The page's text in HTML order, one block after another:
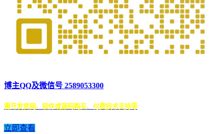
博主QQ及微信号 2589053300
需开发官网、软件或源码购买、付费技术支持等
立即查看